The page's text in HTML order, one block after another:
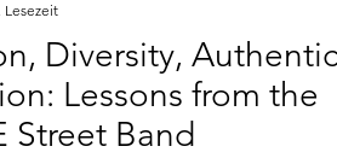
Diversity,
Lessons from the
Street Band
Lesezeit